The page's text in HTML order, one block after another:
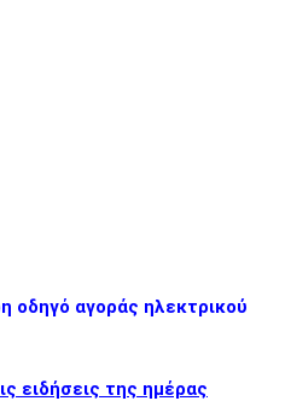
οδηγό αγοράς ηλεκτρικού
ειδήσεις της ημέρας